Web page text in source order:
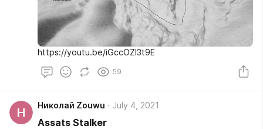
https://youtu.be/iGccOZI3t9E
59
Н
Николай Zouwu July 4, 2021
Assats Stalker